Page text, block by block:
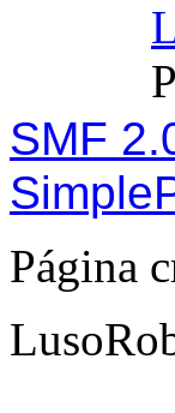
SMF
Página